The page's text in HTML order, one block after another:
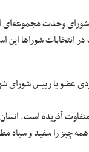
شورای وحدت
شوراها این
فردی عضو یا رییس شورای
آفریده است.
چیز را سفید و سیاه